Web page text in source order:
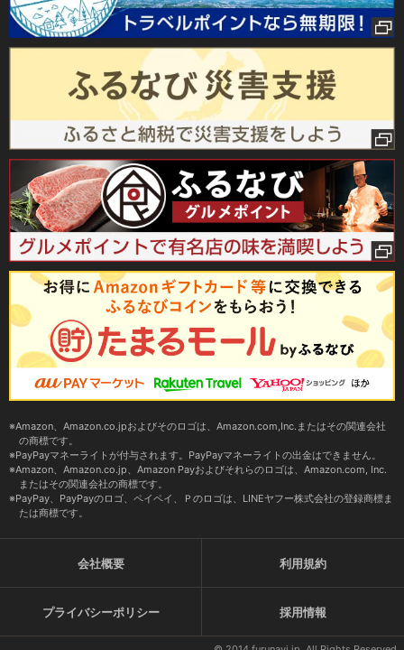
Amazon、Amazon.co.jpおよびそのロゴは、Amazon.com,Inc.またはその関連会社
の商標です。
PayPayマネーライトが付与されます。PayPayマネーライトの出金はできません。
Amazon、Amazon.co.jp、Amazon Payおよびそれらのロゴは、Amazon.com, Inc.
またはその関連会社の商標です。
PayPay、PayPayのロゴ、ペイペイ、Ｐのロゴは、LINEヤフー株式会社の登録商標ま
たは商標です。
会社概要 利用規約
プライバシーポリシー 採用情報